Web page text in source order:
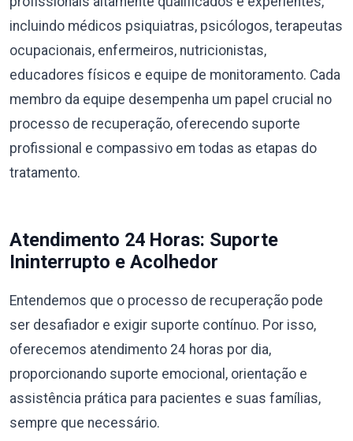
incluindo médicos psiquiatras, psicólogos, terapeutas
ocupacionais, enfermeiros, nutricionistas,
educadores físicos e equipe de monitoramento. Cada
membro da equipe desempenha um papel crucial no
processo de recuperação, oferecendo suporte
profissional e compassivo em todas as etapas do
tratamento.
Atendimento 24 Horas: Suporte
Ininterrupto e Acolhedor
Entendemos que o processo de recuperação pode
ser desafiador e exigir suporte contínuo. Por isso,
oferecemos atendimento 24 horas por dia,
proporcionando suporte emocional, orientação e
assistência prática para pacientes e suas famílias,
sempre que necessário.